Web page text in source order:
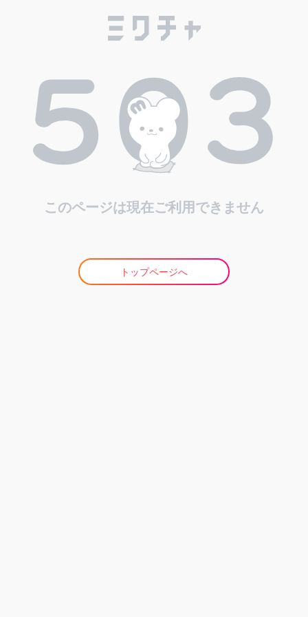
このページは現在ご利用できません